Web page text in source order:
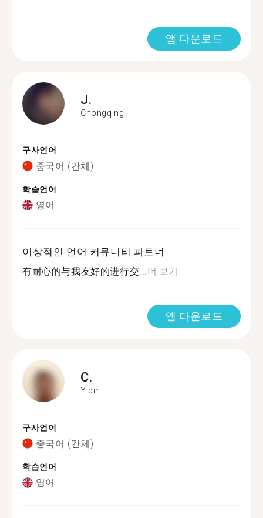
앱 다운로드
J.
Chongqing
구사언어
중국어 (간체)
학습언어
영어
이상적인 언어 커뮤니티 파트너
有耐心的与我友好的进行交...더 보기
앱 다운로드
C.
Yibin
구사언어
중국어 (간체)
학습언어
영어